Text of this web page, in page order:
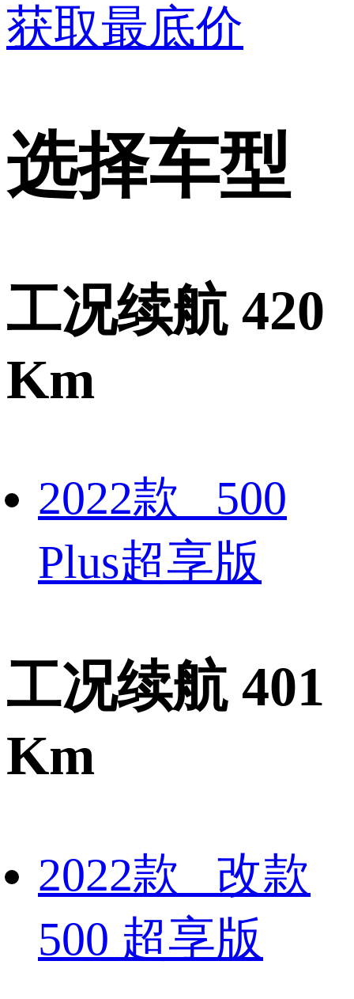
获取最底价
选择车型
工况续航 420
Km
2022款 500
Plus超享版
工况续航 401
Km
2022款 改款
500 超享版